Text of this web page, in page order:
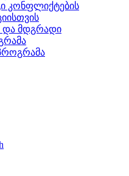
კონფლიქტების
და მდგრადი